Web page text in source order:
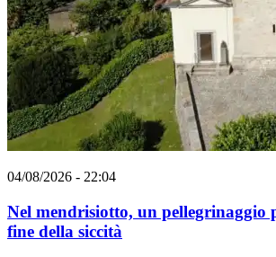
04/08/2026 - 22:04
Nel mendrisiotto, un pellegrinaggio
fine della siccità